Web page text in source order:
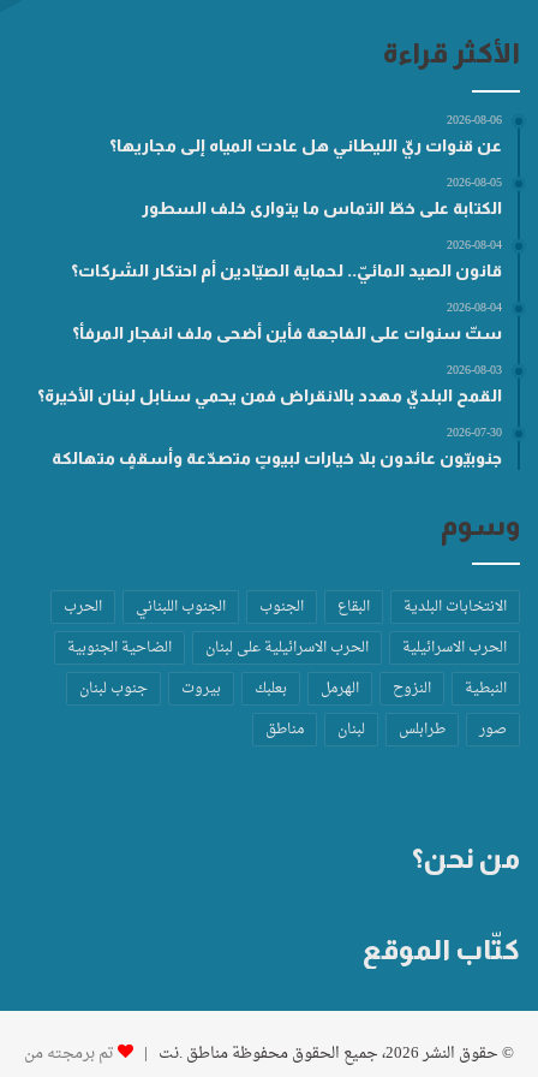
الأكثر قراءة
2026-08-06
عن قنوات ريّ الليطاني هل عادت المياه إلى مجاريها؟
2026-08-05
الكتابة على خطّ التماس ما يتوارى خلف السطور
2026-08-04
قانون الصيد المائيّ.. لحماية الصيّادين أم احتكار الشركات؟
2026-08-04
ستّ سنوات على الفاجعة فأين أضحى ملف انفجار المرفأ؟
2026-08-03
القمح البلديّ مهدد بالانقراض فمن يحمي سنابل لبنان الأخيرة؟
2026-07-30
جنوبيّون عائدون بلا خيارات لبيوتٍ متصدّعة وأسقفٍ متهالكة
وسوم
الانتخابات البلدية البقاع الجنوب الجنوب اللبناني
الحرب
الحرب الاسرائيلية
الحرب الاسرائيلية على لبنان
الضاحية الجنوبية
النبطية
النزوح الهرمل بعلبك بيروت
جنوب لبنان
صور
طرابلس لبنان مناطق
من نحن؟
كتّاب الموقع
© حقوق النشر 2026، جميع الحقوق محفوظة مناطق .نت |
تم برمجته من